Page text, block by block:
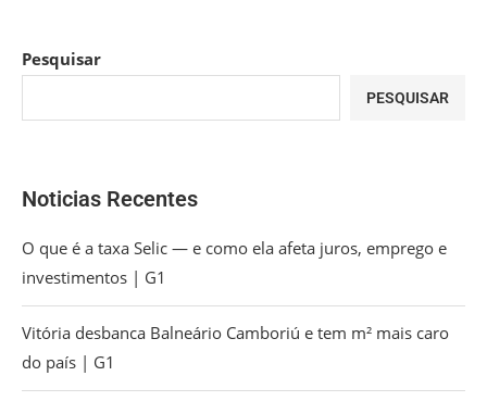
Pesquisar
PESQUISAR
Noticias Recentes
O que é a taxa Selic — e como ela afeta juros, emprego e
investimentos | G1
Vitória desbanca Balneário Camboriú e tem m² mais caro
do país | G1